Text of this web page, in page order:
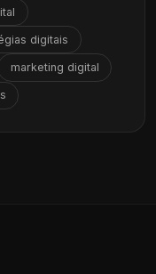
digitais
marketing digital